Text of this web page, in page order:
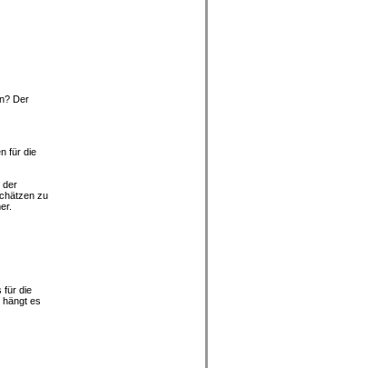
Der
für die
der
zu
für die
es